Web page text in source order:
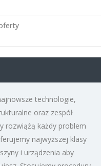
technologie,
oraz zespół
rozwiążą każdy problem
najwyższej klasy
i urządzenia aby